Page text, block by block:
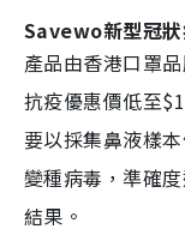
Savewo新型冠
產品由香港口罩
抗疫優惠價低至
要以採集鼻液樣
變種病毒，準確
結果。